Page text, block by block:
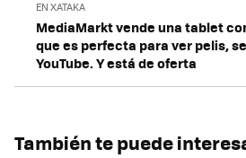
EN XATAKA
MediaMarkt vende una tablet
que es perfecta para ver pelis,
YouTube. Y está de oferta
También te puede